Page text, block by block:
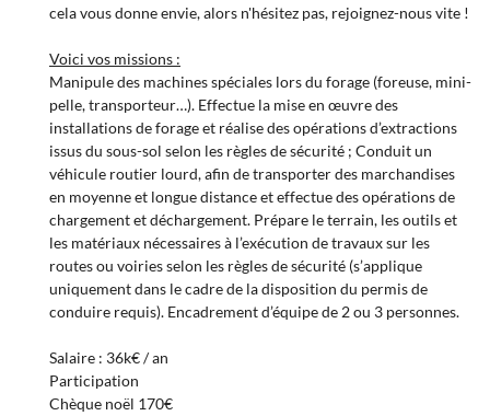
cela vous donne envie, alors n'hésitez pas, rejoignez-nous vite !
Voici vos missions :
Manipule des machines spéciales lors du forage (foreuse, mini-
pelle, transporteur…). Effectue la mise en œuvre des
installations de forage et réalise des opérations d’extractions
issus du sous-sol selon les règles de sécurité ; Conduit un
véhicule routier lourd, afin de transporter des marchandises
en moyenne et longue distance et effectue des opérations de
chargement et déchargement. Prépare le terrain, les outils et
les matériaux nécessaires à l’exécution de travaux sur les
routes ou voiries selon les règles de sécurité (s’applique
uniquement dans le cadre de la disposition du permis de
conduire requis). Encadrement d’équipe de 2 ou 3 personnes.
Salaire : 36k€ / an
Participation
Chèque noël 170€